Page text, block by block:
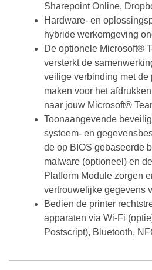
Sharepoint Online,
Hardware- en
hybride werkomgeving
De optionele Microsoft®
versterkt de
veilige verbinding met de
maken voor het
naar jouw Microsoft®
Toonaangevende
systeem- en
de op BIOS gebaseerde
malware (optioneel) en
Platform Module zorgen
vertrouwelijke gegevens
Bedien de printer
apparaten via Wi-Fi
Postscript), Bluetooth,